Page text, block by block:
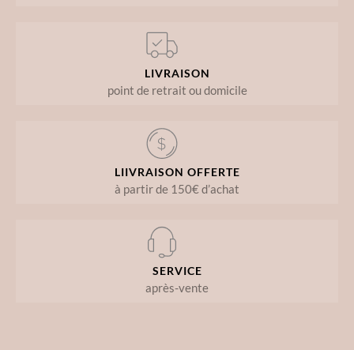
LIVRAISON
point de retrait ou domicile
LIIVRAISON OFFERTE
à partir de 150€ d’achat
SERVICE
après-vente